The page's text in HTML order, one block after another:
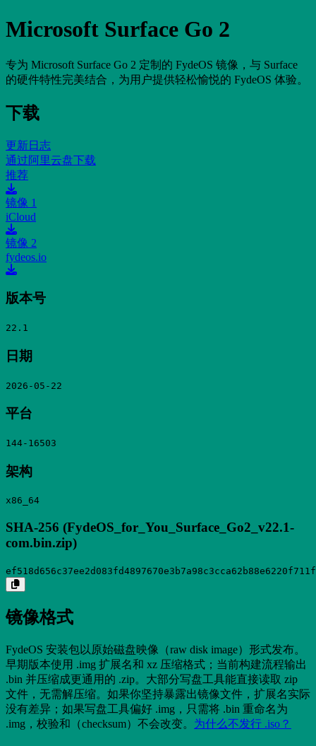
Microsoft Surface Go 2
专为 Microsoft Surface Go 2 定制的 FydeOS 镜像，与 Surface
的硬件特性完美结合，为用户提供轻松愉悦的 FydeOS 体验。
下载
更新日志
通过阿里云盘下载
推荐
镜像 1
iCloud
镜像 2
fydeos.io
版本号
22.1
日期
2026-05-22
平台
144-16503
架构
x86_64
SHA-256 (FydeOS_for_You_Surface_Go2_v22.1-
com.bin.zip)
镜像格式
FydeOS 安装包以原始磁盘映像（raw disk image）形式发布。
早期版本使用 .img 扩展名和 xz 压缩格式；当前构建流程输出
.bin 并压缩成更通用的 .zip。大部分写盘工具能直接读取 zip
文件，无需解压缩。如果你坚持暴露出镜像文件，扩展名实际
没有差异；如果写盘工具偏好 .img，只需将 .bin 重命名为
.img，校验和（checksum）不会改变。 为什么不发行 .iso？